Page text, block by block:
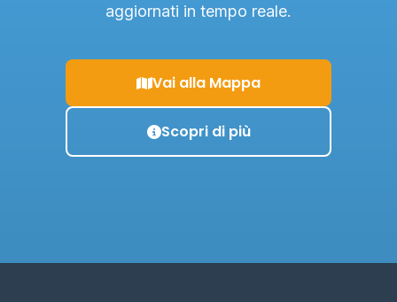
aggiornati in tempo reale.
Vai alla Mappa
Scopri di più